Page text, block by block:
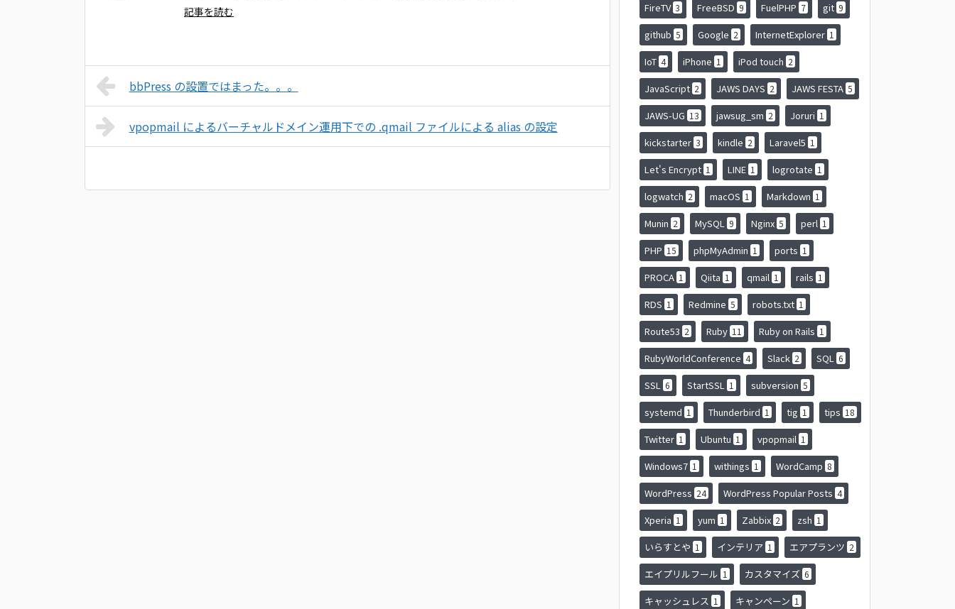
記事を読む
bbPress の設置ではまった。。。
vpopmail によるバーチャルドメイン運用下での .qmail ファイルによる alias の設定
FireTV 3 FreeBSD 9 FuelPHP 7 git 9
github 5 Google 2 InternetExplorer 1
IoT 4 iPhone 1 iPod touch 2
JavaScript 2 JAWS DAYS 2 JAWS FESTA 5
JAWS-UG 13 jawsug_sm 2 Joruri 1
kickstarter 3 kindle 2 Laravel5 1
Let's Encrypt 1 LINE 1 logrotate 1
logwatch 2 macOS 1 Markdown 1
Munin 2 MySQL 9 Nginx 5 perl 1
PHP 15 phpMyAdmin 1 ports 1
PROCA 1 Qiita 1 qmail 1 rails 1
RDS 1 Redmine 5 robots.txt 1
Route53 2 Ruby 11 Ruby on Rails 1
RubyWorldConference 4 Slack 2 SQL 6
SSL 6 StartSSL 1 subversion 5
systemd 1 Thunderbird 1 tig 1 tips 18
Twitter 1 Ubuntu 1 vpopmail 1
Windows7 1 withings 1 WordCamp 8
WordPress 24 WordPress Popular Posts 4
Xperia 1 yum 1 Zabbix 2 zsh 1
いらすとや 1 インテリア 1 エアプランツ 2
エイプリルフール 1 カスタマイズ 6
キャッシュレス 1 キャンペーン 1